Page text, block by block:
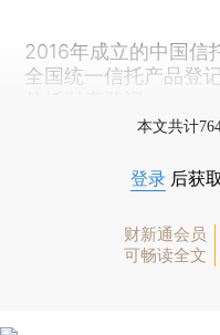
2016年成立的中国信
全国统一信托产品登
本文共计
登录 后获
财新通会员
可畅读全文